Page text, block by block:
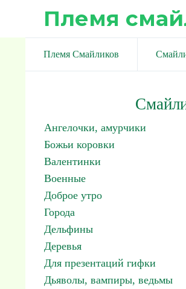
Племя
Племя Смайликов
Ангелочки, амурчики
Божьи коровки
Валентинки
Военные
Доброе утро
Города
Дельфины
Деревья
Для презентаций гифки
Дьяволы, вампиры, ведьмы